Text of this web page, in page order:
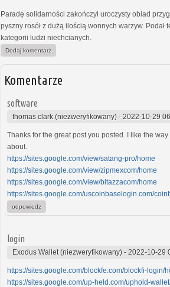
Paradę solidarności zakończył uroczysty obiad
pyszny rosół z dużą ilością wonnych warzyw.
kategorii ludzi niechcianych.
Dodaj komentarz
Komentarze
software
thomas clark (niezweryfikowany) - 2022-10-29
Thanks for the great post you posted. I like the
about.
https://sites.google.com/view/satang-pro/home
https://sites.google.com/view/zipmexcom/home
https://sites.google.com/view/bitazzacom/home
https://sites.google.com/uscoinbaselogin.com/
odpowiedz
login
Exodus Wallet (niezweryfikowany) - 2022-10-29
https://sites.google.com/blockfe.com/blockfi-login/
https://sites.google.com/up-held.com/uphold-